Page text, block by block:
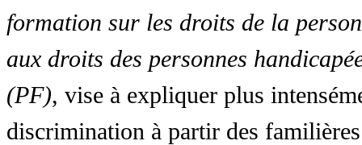
formation sur les droits de la
aux droits des personnes
(PF), vise à expliquer plus
discrimination à partir des